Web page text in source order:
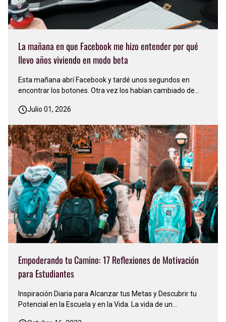
La mañana en que Facebook me hizo entender por qué
llevo años viviendo en modo beta
Esta mañana abrí Facebook y tardé unos segundos en
encontrar los botones. Otra vez los habían cambiado de
nunca se conforma. Siempre está cambiando algo'…
Justo en ese mo…
Julio 01, 2026
Empoderando tu Camino: 17 Reflexiones de Motivación
para Estudiantes
Inspiración Diaria para Alcanzar tus Metas y Descubrir tu
Potencial en la Escuela y en la Vida. La vida de un